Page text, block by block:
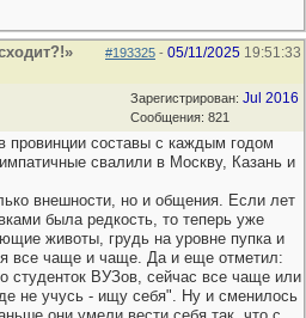
#193325 - 05/11/2025 19:51:33
Зарегистрирован: Jul 2016
Сообщения: 821
провинции составы с каждым годом
свалили в Москву, Казань и
внешности, но и общения. Если лет
была редкость, то теперь уже
животы, грудь на уровне пупка и
все чаще и чаще. Да и еще отметил:
студенток ВУЗов, сейчас все чаще или
не учусь - ищу себя". Ну и сменилось